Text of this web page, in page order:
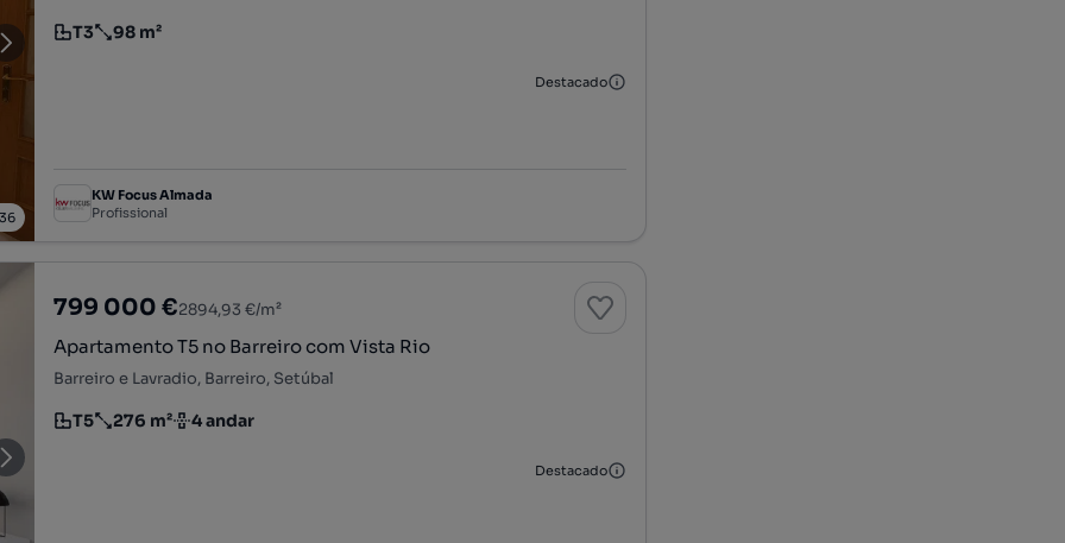
36
Tipologia
T3
Preço por metro quadrado
98 m²
Destacado
KW Focus Almada
Profissional
799 000 €2894,93 €/m²
Apartamento T5 no Barreiro com Vista Rio
Barreiro e Lavradio, Barreiro, Setúbal
Tipologia
T5
Preço por metro quadrado
276 m²
Andar 4 andar
Destacado